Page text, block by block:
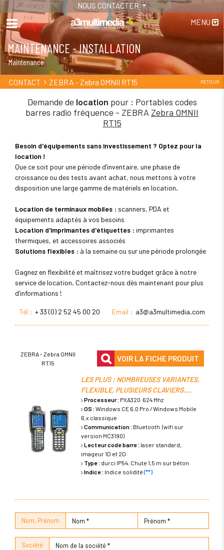
NOUS CONTACTER
MENU
MAINTENANCE - INSTALLATION
Maintenance
CONTACT ZEBRA - Zebra OMNII RT15 RETOUR
Demande de location pour : Portables codes
barres radio fréquence - ZEBRA Zebra OMNII
RT15
Besoin d'équipements sans investissement ? Optez pour la
location !
Que ce soit pour une période d'inventaire, une phase de
croissance ou des tests avant achat, nous mettons à votre
disposition une large gamme de matériels en location.
Location de terminaux mobiles : scanners, PDA et
équipements adaptés à vos besoins
Location d'imprimantes d'étiquettes : imprimantes
thermiques, et accessoires associés
Solutions flexibles : à la semaine ou sur une période prolongée
Gagnez en flexibilité et maîtrisez votre budget grâce à notre
service de location. Contactez-nous dès maintenant pour plus
d'informations !
Tél : + 33 (0) 2 52 45 00 20 Email : a3@a3multimedia.com
ZEBRA - Zebra OMNII
RT15
VOIR LA FICHE PRODUIT
LES PLUS : NOMBREUSES VARIANTES,
FLEXIBLE, PLUSIEURS CLAVIERS....
Processeur : PXA320 624 Mhz
OS : Windows CE 6.0 Pro / Windows Mobile
6.x classique
Communication : Bluetooth (wifi sur
version MC3190)
Lecteur code barre : laser standard,
imageur 1D et 2D
Type : durci IP54. Chute 1,5 m sur béton
Indice : Indice solidité (**)
Nom, Prénom
Société